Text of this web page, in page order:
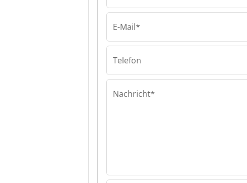
B.N.S. Geräte GmbH
E-Mail*
Telefon
Nachricht*